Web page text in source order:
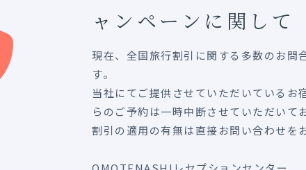
ャンペーンに関して
現在、全国旅行割引に関する多数のお問
す。
当社にてご提供させていただいているお
らのご予約は一時中断させていただいて
割引の適用の有無は直接お問い合わせを